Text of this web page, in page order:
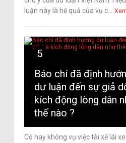
luận này là hệ quả của vụ c...
5
Báo chí đã định
dư luận đến sự giả
kích động lòng dân
thế nào ?
Có hay không vụ việc tài xế lái